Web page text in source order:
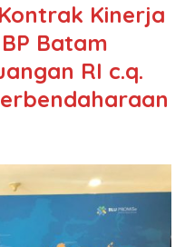
Kinerja
Batam
RI c.q.